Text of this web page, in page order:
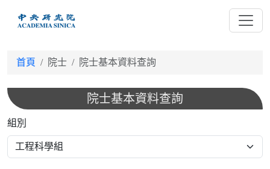
首頁 院士 院士基本資料查詢
院士基本資料查詢
組別